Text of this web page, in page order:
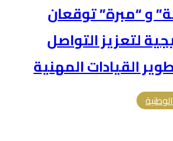
و “مبرة” توقعان
لتعزيز التواصل
القيادات المهنية